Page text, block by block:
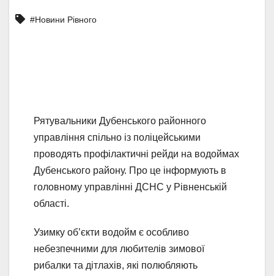
#Новини Рівного
Рятувальники Дубенського районного
управління спільно із поліцейськими
проводять профілактичні рейди на водоймах
Дубенського району. Про це інформують в
головному управлінні ДСНС у Рівненській
області.
Узимку об’єкти водойм є особливо
небезпечними для любителів зимової
рибалки та дітлахів, які полюбляють